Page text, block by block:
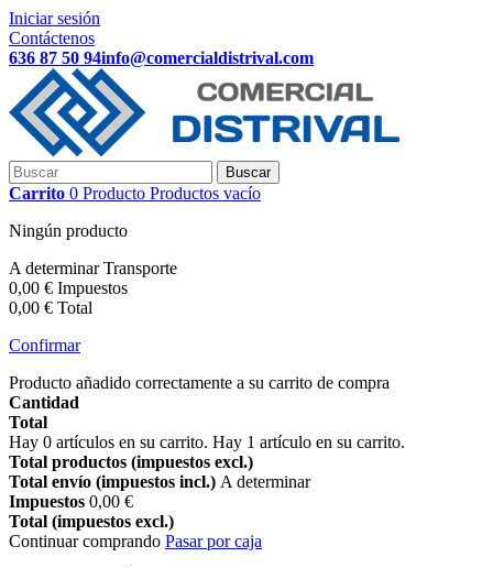
Iniciar sesión
Contáctenos
636 87 50 94info@comercialdistrival.com
Buscar
Carrito 0 Producto Productos vacío
Ningún producto
A determinarTransporte
0,00 € Impuestos
0,00 € Total
Confirmar
Producto añadido correctamente a su carrito de compra
Cantidad
Total
Hay 0 artículos en su carrito. Hay 1 artículo en su carrito.
Total productos (impuestos excl.)
Total envío (impuestos incl.) A determinar
Impuestos 0,00 €
Total (impuestos excl.)
Continuar comprando Pasar por caja